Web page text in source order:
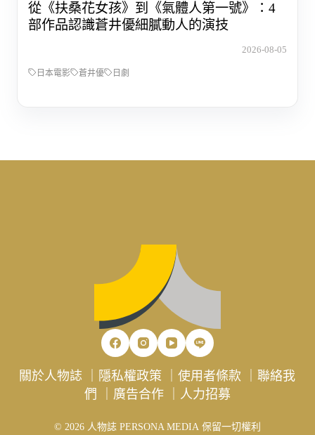
從《扶桑花女孩》到《氣體人第一號》：4
部作品認識蒼井優細膩動人的演技
2026-08-05
日本電影 蒼井優 日劇
關於人物誌 隱私權政策 ｜使用者條款 ｜聯絡我
們
廣告合作｜ 人力招募
© 2026 人物誌 PERSONA MEDIA 保留一切權利